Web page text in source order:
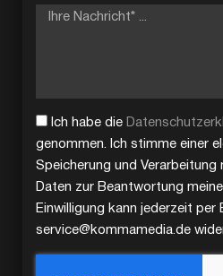
Ich habe die
genommen. Ich stimme einer
Speicherung und Verarbeitung
Daten zur Beantwortung
Einwilligung kann jederzeit per
service@kommamedia.de